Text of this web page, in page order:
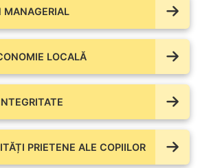
MANAGERIAL
LOCALĂ
PRIETENE ALE COPIILOR